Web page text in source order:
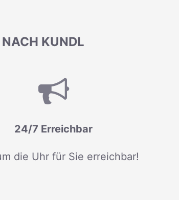
KUNDL
24/7 Erreichbar
die Uhr für Sie erreichbar!